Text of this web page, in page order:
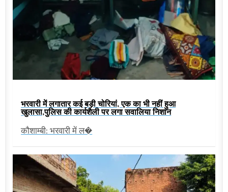
भरवारी में लगातार कई बड़ी चोरियां, एक का भी नहीं हुआ
खुलासा,पुलिस की कार्यशैली पर लगा सवालिया निशान
कौशाम्बी: भरवारी में ल�